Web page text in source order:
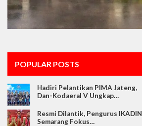
POPULAR POSTS
Hadiri Pelantikan PIMA Jateng,
Dan-Kodaeral V Ungkap…
Resmi Dilantik, Pengurus IKADIN
Semarang Fokus…